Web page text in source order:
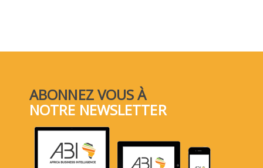
ABONNEZ VOUS À
NOTRE NEWSLETTER